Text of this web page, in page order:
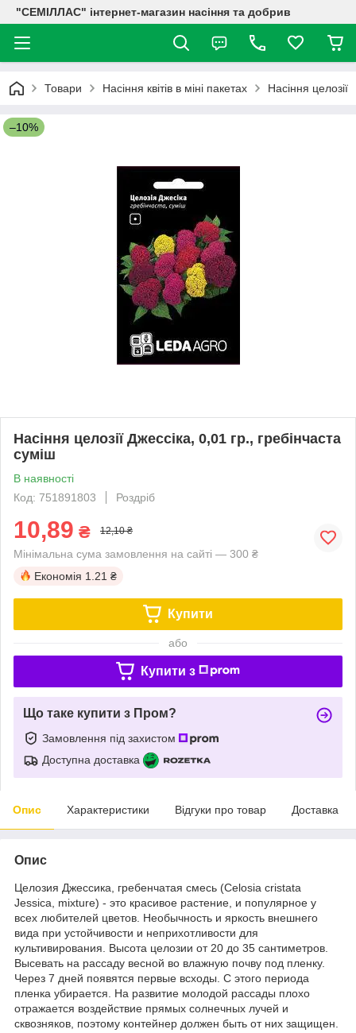
"СЕМІЛЛАС" інтернет-магазин насіння та добрив
Товари Насіння квітів в міні пакетах Насіння целозії
–10%
Насіння целозії Джессіка, 0,01 гр., гребінчаста
суміш
В наявності
Код: 751891803
Роздріб
10,89 ₴ 12,10 ₴
Мінімальна сума замовлення на сайті — 300 ₴
Економія 1.21 ₴
Купити
або
Купити з
Що таке купити з Пром?
Замовлення під захистом
Доступна доставка
Опис Характеристики Відгуки про товар Доставка
Опис
Целозия Джессика, гребенчатая смесь (Celosia cristata
Jessica, mixture) - это красивое растение, и популярное у
всех любителей цветов. Необычность и яркость внешнего
вида при устойчивости и неприхотливости для
культивирования. Высота целозии от 20 до 35 сантиметров.
Высевать на рассаду весной во влажную почву под пленку.
Через 7 дней появятся первые всходы. С этого периода
пленка убирается. На развитие молодой рассады плохо
отражается воздействие прямых солнечных лучей и
сквозняков, поэтому контейнер должен быть от них защищен.